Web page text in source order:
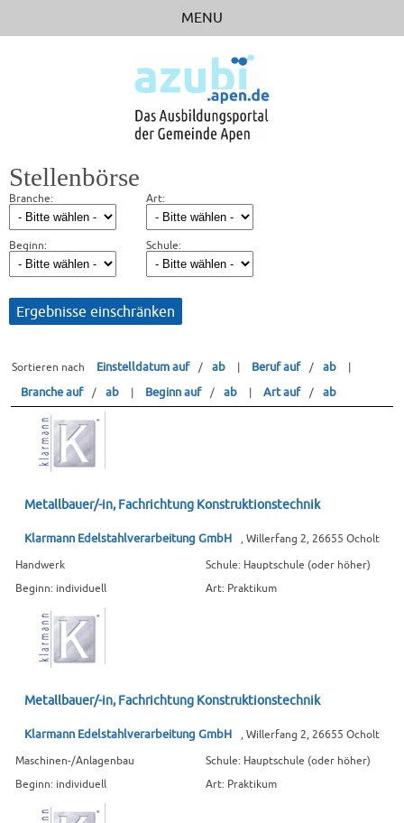
MENU
STELLENBÖRSE
BERUFSFELDER
RICHTIG BEWERBEN
LINKS
Stellenbörse
Branche: Art:
Beginn: Schule:
Sortieren nach Einstelldatum auf / ab | Beruf auf / ab |
Branche auf / ab | Beginn auf / ab | Art auf / ab
Metallbauer/-in, Fachrichtung Konstruktionstechnik
Klarmann Edelstahlverarbeitung GmbH , Willerfang 2, 26655 Ocholt
Handwerk
Schule: Hauptschule (oder höher)
Beginn: individuell
Art: Praktikum
Metallbauer/-in, Fachrichtung Konstruktionstechnik
Klarmann Edelstahlverarbeitung GmbH , Willerfang 2, 26655 Ocholt
Maschinen-/Anlagenbau
Schule: Hauptschule (oder höher)
Beginn: individuell
Art: Praktikum